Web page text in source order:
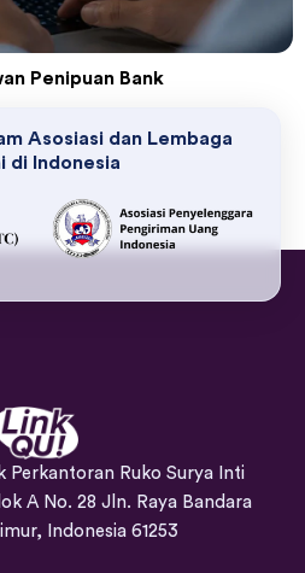
Penipuan Bank
Asosiasi dan Lembaga
di Indonesia
Perkantoran Ruko Surya Inti
A No. 28 Jln. Raya Bandara
Indonesia 61253